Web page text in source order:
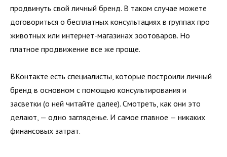
продвинуть свой личный бренд. В таком случае можете
договориться о бесплатных консультациях в группах про
животных или интернет-мага­зинах зоотоваров. Но
платное продвижение все же проще.
ВКонтакте есть специалисты, которые построили личный
бренд в основном с помощью консультирования и
засветки (о ней читайте далее). Смотреть, как они это
делают, — одно загляденье. И самое главное — никаких
финансовых затрат.